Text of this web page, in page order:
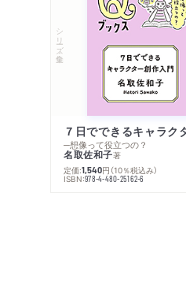
シリーズ・全集
─想像って役立つの？
名取佐和子著
定価:1,540円 （10％税込み）
ISBN:978-4-480-25162-6